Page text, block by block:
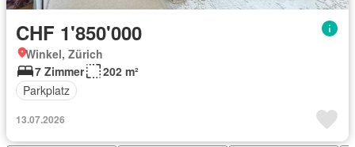
CHF 1'850'000
Winkel, Zürich
7 Zimmer
202 m²
Parkplatz
13.07.2026